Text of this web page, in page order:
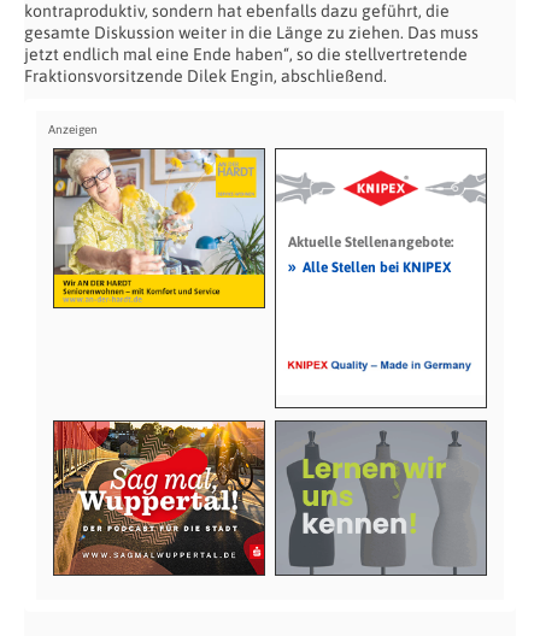
kontraproduktiv, sondern hat ebenfalls dazu geführt, die
gesamte Diskussion weiter in die Länge zu ziehen. Das muss
jetzt endlich mal eine Ende haben“, so die stellvertretende
Fraktionsvorsitzende Dilek Engin, abschließend.
Aktuelle Stellenangebote:
» Alle Stellen bei KNIPEX